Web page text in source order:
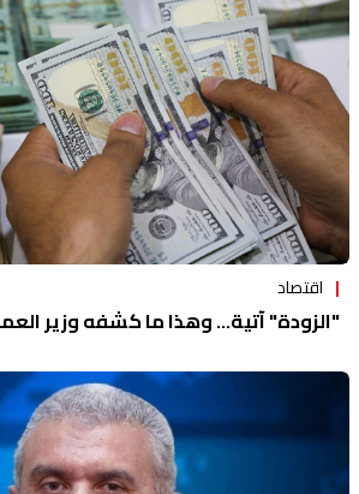
اقتصاد
"الزودة" آتية… وهذا ما كشفه وزير